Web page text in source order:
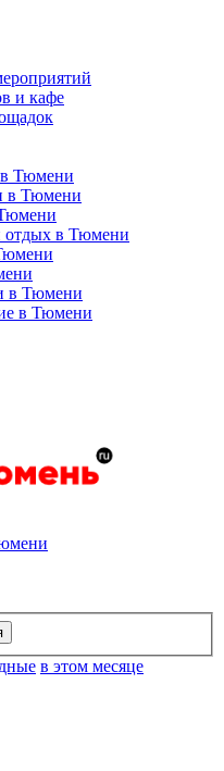
и кафе
в Тюмени
в Тюмени
отдых в Тюмени
в Тюмени
в Тюмени
в этом месяце